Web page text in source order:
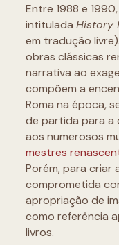
Entre 1988 e
intitulada History
em tradução
obras clássicas
narrativa ao
compõem a
Roma na época,
de partida para a
aos numerosos
mestres
Porém, para criar
comprometida
apropriação de
como referência
livros.